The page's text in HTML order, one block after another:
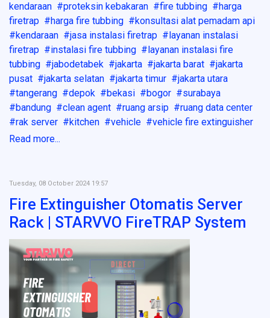
kendaraan proteksin kebakaran fire tubbing
harga
firetrap
harga fire tubbing
konsultasi alat pemadam api
kendaraan
jasa instalasi firetrap
layanan instalasi
firetrap
instalasi fire tubbing
layanan instalasi fire
tubbing
jabodetabek jakarta jakarta barat
jakarta
pusat
jakarta selatan jakarta timur
jakarta utara
tangerang
depok bekasi bogor
surabaya
bandung
clean agent ruang arsip
ruang data center
rak server
kitchen vehicle
vehicle fire extinguisher
Read more...
Tuesday, 08 October 2024 19:57
Fire Extinguisher Otomatis Server
Rack | STARVVO FireTRAP System